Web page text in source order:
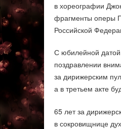
в хореографии
фрагменты оперы
Российской
С юбилейной датой
поздравлении
за дирижерским
а в третьем акте
65 лет за
в сокровищнице